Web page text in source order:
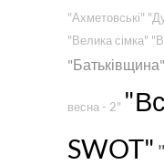
"Ахметовські"
"Велика сімка"
"Батьківщина"
весна - 2"
SWOT"